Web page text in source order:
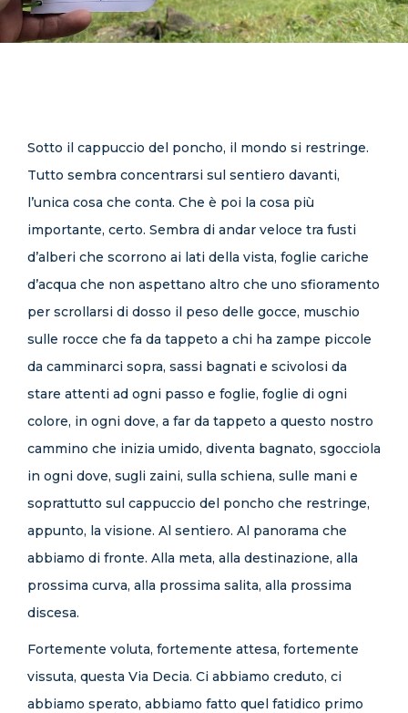
CONTATTI
Sotto il cappuccio del poncho, il mondo si restringe.
Tutto sembra concentrarsi sul sentiero davanti,
l’unica cosa che conta. Che è poi la cosa più
importante, certo. Sembra di andar veloce tra fusti
d’alberi che scorrono ai lati della vista, foglie cariche
d’acqua che non aspettano altro che uno sfioramento
per scrollarsi di dosso il peso delle gocce, muschio
sulle rocce che fa da tappeto a chi ha zampe piccole
da camminarci sopra, sassi bagnati e scivolosi da
stare attenti ad ogni passo e foglie, foglie di ogni
colore, in ogni dove, a far da tappeto a questo nostro
cammino che inizia umido, diventa bagnato, sgocciola
in ogni dove, sugli zaini, sulla schiena, sulle mani e
soprattutto sul cappuccio del poncho che restringe,
appunto, la visione. Al sentiero. Al panorama che
abbiamo di fronte. Alla meta, alla destinazione, alla
prossima curva, alla prossima salita, alla prossima
discesa.
Fortemente voluta, fortemente attesa, fortemente
vissuta, questa Via Decia. Ci abbiamo creduto, ci
abbiamo sperato, abbiamo fatto quel fatidico primo